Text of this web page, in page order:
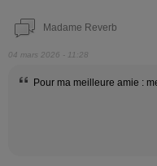
Madame Reverb
04 mars 2026 - 11:28
Pour ma meilleure amie :